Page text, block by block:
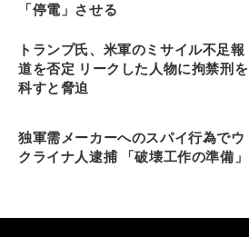
「停電」させる
トランプ氏、米軍のミサイル不足報
道を否定 リークした人物に拘禁刑を
科すと脅迫
独軍需メーカーへのスパイ行為でウ
クライナ人逮捕 「破壊工作の準備」